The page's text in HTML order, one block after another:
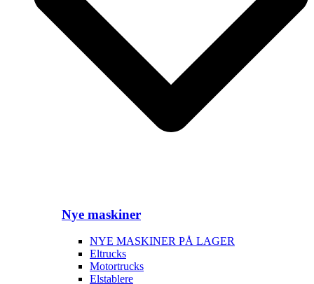
Nye maskiner
NYE MASKINER PÅ LAGER
Eltrucks
Motortrucks
Elstablere